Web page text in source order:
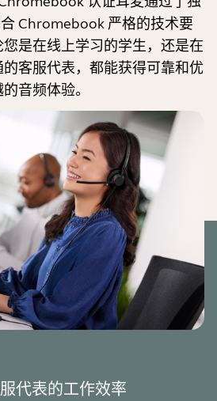
Chromebook 严格的技术要
是在线上学习的学生，还是在
客服代表，都能获得可靠和优
音频体验。
代表的工作效率